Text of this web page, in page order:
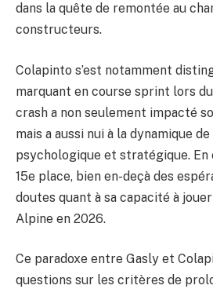
dans la quête de remontée au
constructeurs.
Colapinto s’est notamment
marquant en course sprint lors
crash a non seulement impacté
mais a aussi nui à la dynamique
psychologique et stratégique. En
15e place, bien en-deçà des
doutes quant à sa capacité à
Alpine en 2026.
Ce paradoxe entre Gasly et
questions sur les critères de